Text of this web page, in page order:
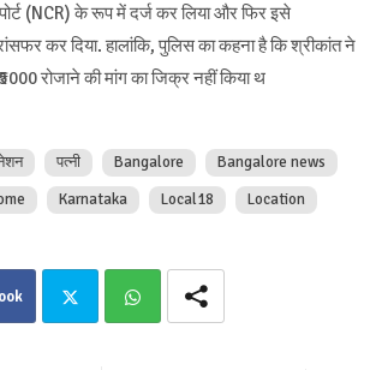
(NCR) के रूप में दर्ज कर लिया और फिर इसे
कर दिया. हालांकि, पुलिस का कहना है कि श्रीकांत ने
रोजाने की मांग का जिक्र नहीं किया थ
पत्नी Bangalore
Bangalore news
Karnataka Local18
Location